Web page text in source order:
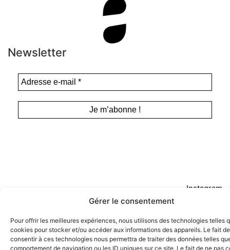
Gérer le consentement
Pour offrir les meilleures expériences, nous utilisons des technologies telles
cookies pour stocker et/ou accéder aux informations des appareils. Le fait de
consentir à ces technologies nous permettra de traiter des données telles
comportement de navigation ou les ID uniques sur ce site. Le fait de ne pas
Newsletter
Instagram
Twitter X
Tous droits de représentation, de
reproduction et d’adaptation réservés. ©